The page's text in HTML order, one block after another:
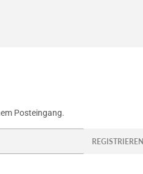
Posteingang.
REGISTRIEREN